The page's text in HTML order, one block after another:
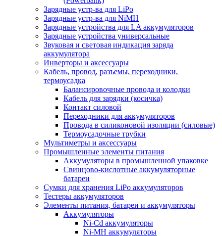
Зарядные устр-ва для LiPo
Зарядные устр-ва для NiMH
Зарядные устройства для LA аккумуляторов
Зарядные устройства универсальные
Звуковая и световая индикация заряда
аккумулятора
Инверторы и аксессуары
Кабель, провод, разъемы, переходники,
термоусадка
Балансировочные провода и колодки
Кабель для зарядки (косичка)
Контакт силовой
Переходники для аккумуляторов
Провода в силиконовой изоляции (силовые)
Термоусадочные трубки
Мультиметры и аксессуары
Промышленные элементы питания
Аккумуляторы в промышленной упаковке
Свинцово-кислотные аккумуляторные
батареи
Сумки для хранения LiPo аккумуляторов
Тестеры аккумуляторов
Элементы питания, батареи и аккумуляторы
Аккумуляторы
Ni-Cd аккумуляторы
Ni-MH аккумуляторы